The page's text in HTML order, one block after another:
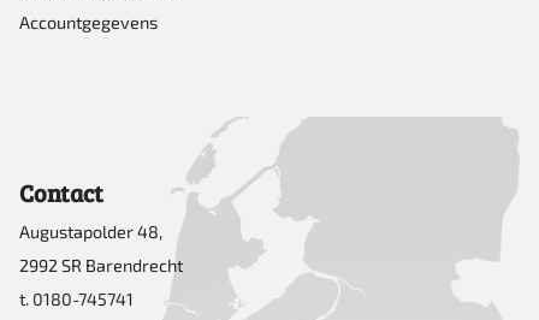
Accountgegevens
Contact
Augustapolder 48,
2992 SR Barendrecht
t. 0180-745741